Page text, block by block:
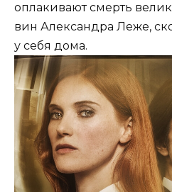
оплакивают смерть
вин Александра Леже,
у себя дома.